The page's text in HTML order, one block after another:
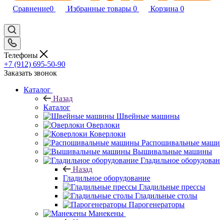
Сравнение0 Избранные товары 0 Корзина 0
Телефоны
+7 (912) 695-50-90
Заказать звонок
Каталог
Назад
Каталог
Швейные машины
Оверлоки
Коверлоки
Распошивальные
Вышивальные машины
Гладильное
Назад
Гладильное оборудование
Гладильные прессы
Гладильные столы
Парогенераторы
Манекены